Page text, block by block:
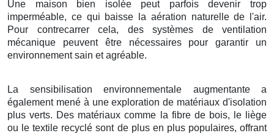
Une maison bien isolée peut parfois devenir trop
imperméable, ce qui baisse la aération naturelle de l'air.
Pour contrecarrer cela, des systèmes de ventilation
mécanique peuvent être nécessaires pour garantir un
environnement sain et agréable.
La sensibilisation environnementale augmentante a
également mené à une exploration de matériaux d'isolation
plus verts. Des matériaux comme la fibre de bois, le liège
ou le textile recyclé sont de plus en plus populaires, offrant